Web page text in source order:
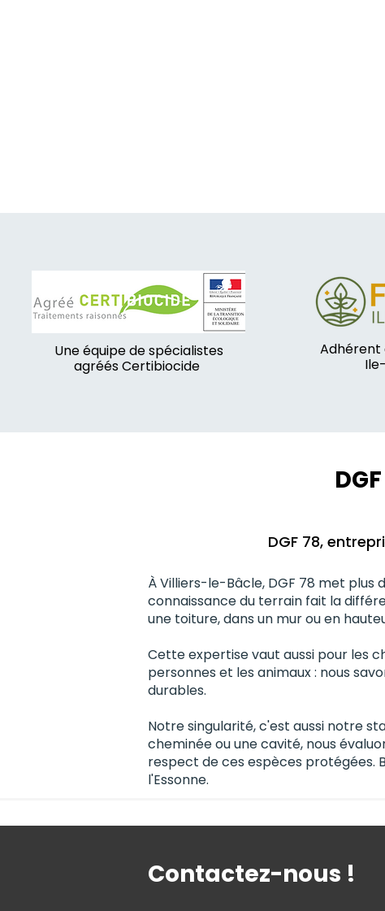
Une équipe de spécialistes
agréés Certibiocide
Adhérent
DGF 78,
À Villiers-le-Bâcle, DGF 78 met
connaissance du terrain fait la
une toiture, dans un mur ou en
Cette expertise vaut aussi pour les
personnes et les animaux : nous
durables.
Notre singularité, c'est aussi notre
cheminée ou une cavité, nous
respect de ces espèces protégées.
l'Essonne.
Contactez-nous !